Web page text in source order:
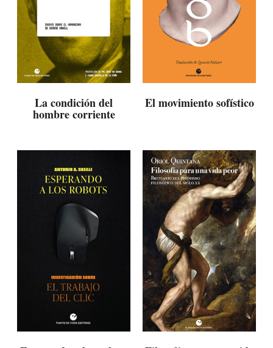
La condición del
hombre corriente
El movimiento sofístico